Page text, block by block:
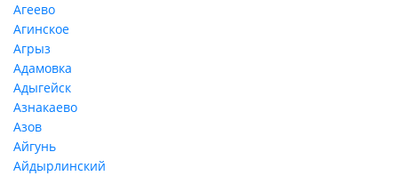
Агеево
Агинское
Агрыз
Адамовка
Адыгейск
Азнакаево
Азов
Айгунь
Айдырлинский